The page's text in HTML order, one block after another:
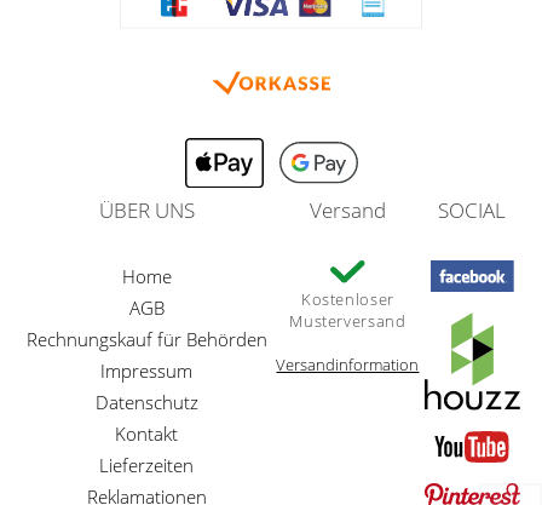
ÜBER UNS
Home
AGB
Rechnungskauf für Behörden
Impressum
Datenschutz
Kontakt
Lieferzeiten
Reklamationen
Versand
Kostenloser
Musterversand
Versandinformation
SOCIAL